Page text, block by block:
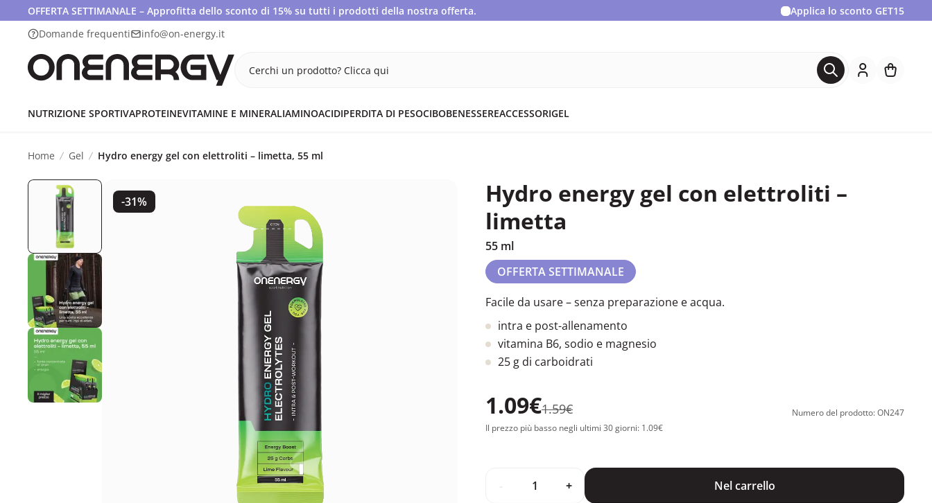
OFFERTA SETTIMANALE – Approfitta dello sconto di 15% su tutti i prodotti della nostra offerta. Applica lo sconto GET15
Domande frequenti
info@on-energy.it
Cerchi un prodotto? Clicca qui
NUTRIZIONE SPORTIVAPROTEINEVITAMINE E MINERALIAMINOACIDIPERDITA DI PESOCIBOBENESSEREACCESSORIGEL
Home Gel Hydro energy gel con elettroliti – limetta, 55 ml
-31%
Hydro energy gel con elettroliti –
limetta
55 ml
OFFERTA SETTIMANALE
Facile da usare – senza preparazione e acqua.
intra e post-allenamento
vitamina B6, sodio e magnesio
25 g di carboidrati
1.09€1.59€
Numero del prodotto: ON247
Il prezzo più basso negli ultimi 30 giorni: 1.09€
+ Nel carrello